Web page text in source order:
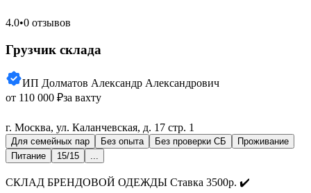
4.0•0 отзывов
Грузчик склада
ИП Долматов Александр Александрович
от 110 000 ₽за вахту
г. Москва, ул. Каланчевская, д. 17 стр. 1
Для семейных пар Без опыта Без проверки СБ
Проживание
Питание
15/15 ...
СКЛАД БРЕНДОВОЙ ОДЕЖДЫ Ставка 3500р. ✔️